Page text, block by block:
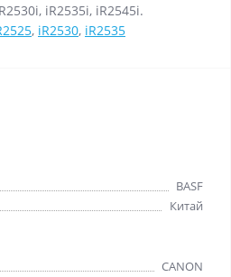
iR2535i, iR2545i.
, iR2530, iR2535
BASF
Китай
CANON